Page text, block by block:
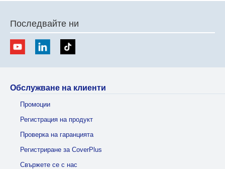
Последвайте ни
Обслужване на клиенти
Промоции
Регистрация на продукт
Проверка на гаранцията
Регистриране за CoverPlus
Свържете се с нас